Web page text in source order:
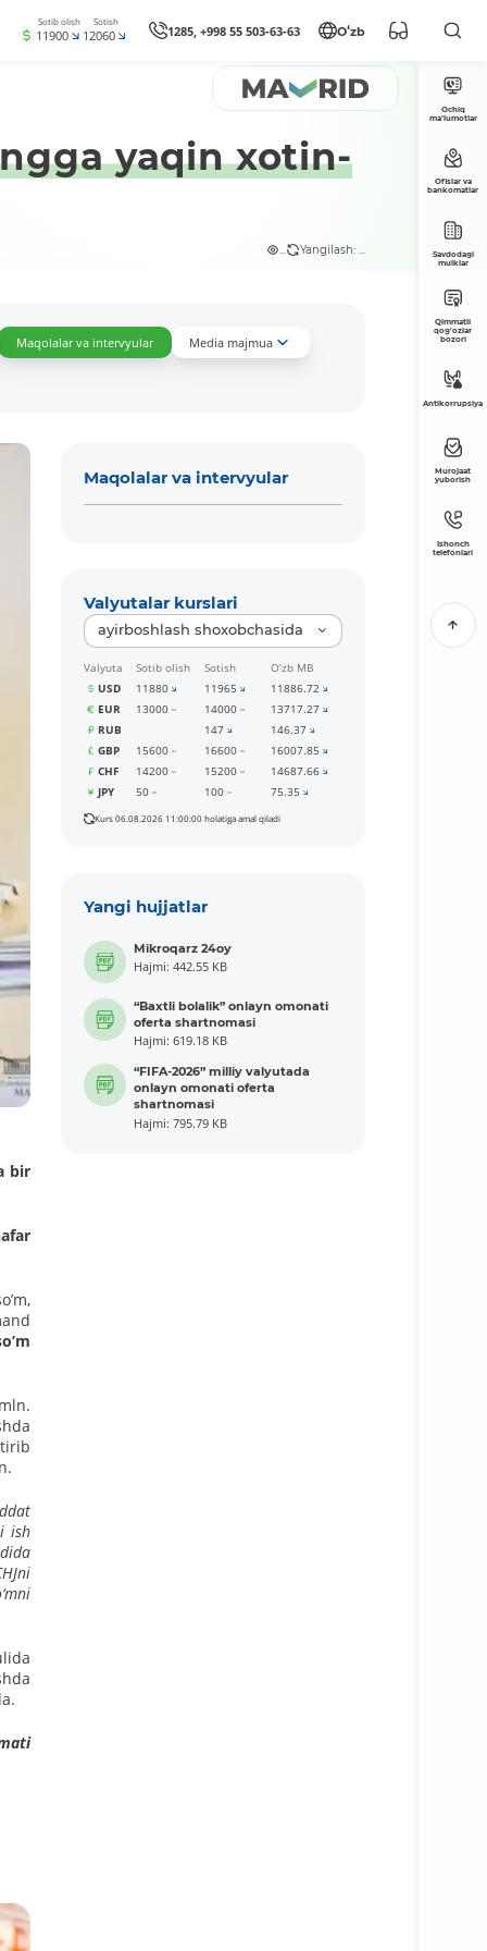
Sotib olish
11900
Sotish
12060 1285, +998 55 503-63-63 Oʻzb
yaqin xotin-
Yangilash: ...
Maqolalar va intervyular
Media majmua
bir
ish
Maqolalar va intervyular
Valyutalar kurslari
ayirboshlash shoxobchasida
Valyuta Sotib olish Sotish
O‘zb MB
USD
11880 11965
11886.72
EUR
13000 14000
13717.27
RUB
147
146.37
GBP
15600 16600
16007.85
CHF
14200 15200
14687.66
JPY
50 100 75.35
Kurs 06.08.2026 11:00:00 holatiga amal qiladi
Yangi hujjatlar
Mikroqarz 24oy
Hajmi: 442.55 KB
“Baxtli bolalik” onlayn omonati
oferta shartnomasi
Hajmi: 619.18 KB
“FIFA-2026” milliy valyutada
onlayn omonati oferta
shartnomasi
Hajmi: 795.79 KB
Ochiq
ma’lumotlar
Ofislar va
bankomatlar
Savdodagi
mulklar
Qimmatli
qog'ozlar
bozori
Antikorrupsiya
Murojaat
yuborish
Ishonch
telefonlari